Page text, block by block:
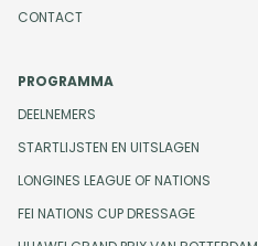
CONTACT
PROGRAMMA
DEELNEMERS
STARTLIJSTEN EN UITSLAGEN
LONGINES LEAGUE OF NATIONS
FEI NATIONS CUP DRESSAGE